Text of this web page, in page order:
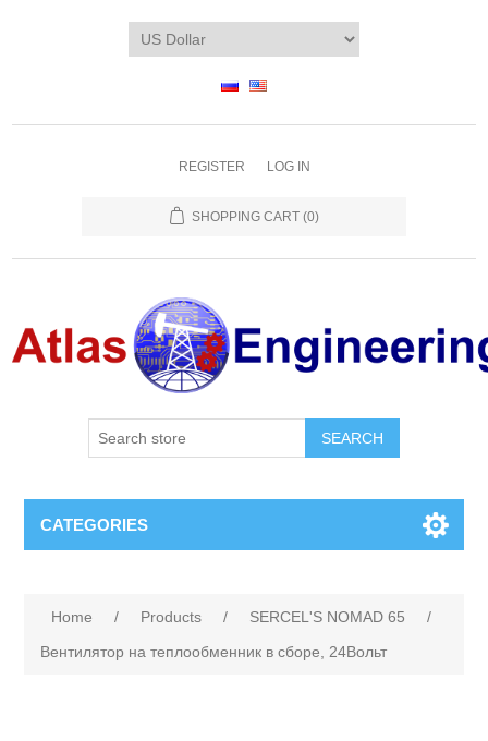
REGISTER LOG IN
SHOPPING CART (0)
CATEGORIES
Home / Products / SERCEL'S NOMAD 65
/
Вентилятор на теплообменник в сборе, 24Вольт